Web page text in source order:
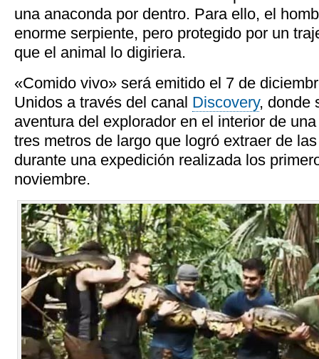
una anaconda por dentro. Para ello, el
enorme serpiente, pero protegido por un
que el animal lo digiriera.
«Comido vivo» será emitido el 7 de
Unidos a través del canal Discovery, donde
aventura del explorador en el interior de
tres metros de largo que logró extraer de
durante una expedición realizada los
noviembre.